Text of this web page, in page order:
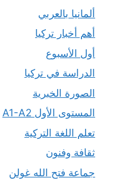
ألمانيا بالعربي
أهم أخبار تركيا
أول الأسبوع
الدراسة في تركيا
الصورة الخبرية
المستوى الأول A1-A2
تعلم اللغة التركية
ثقافة وفنون
جماعة فتح الله غولن